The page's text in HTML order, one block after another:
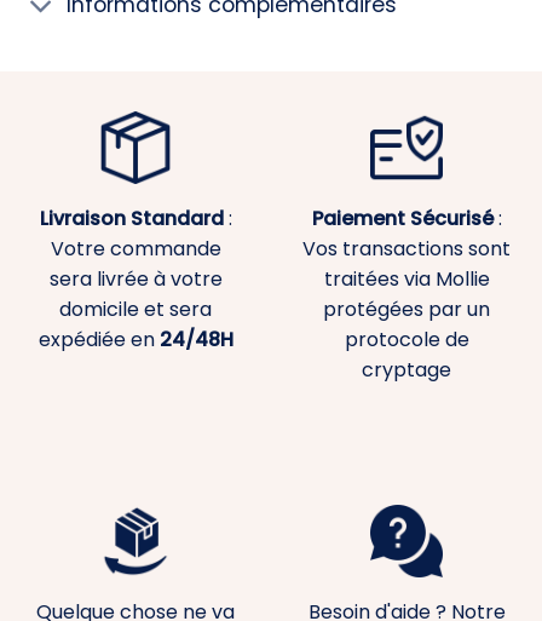
Livraison Standard:
Votre commande
sera livrée à votre
domicile et sera
expédiée en 24/48H
Paiement Sécurisé:
Vos transactions sont
traitées via Mollie
protégées par un
protocole de
cryptage
Quelque chose ne va Besoin d'aide ? Notre